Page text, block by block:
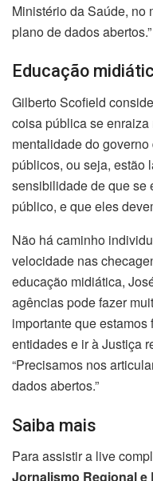
Ministério da Saúde, no
plano de dados abertos.”
Educação
Gilberto Scofield
coisa pública se
mentalidade do
públicos, ou seja, estão
sensibilidade de que se
público, e que eles
Não há caminho
velocidade nas
educação midiática,
agências pode fazer
importante que
entidades e ir à Justiça
“Precisamos nos
dados abertos.”
Saiba mais
Para assistir a live
Jornalismo Regional e